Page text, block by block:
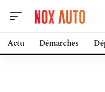
Actu Démarches